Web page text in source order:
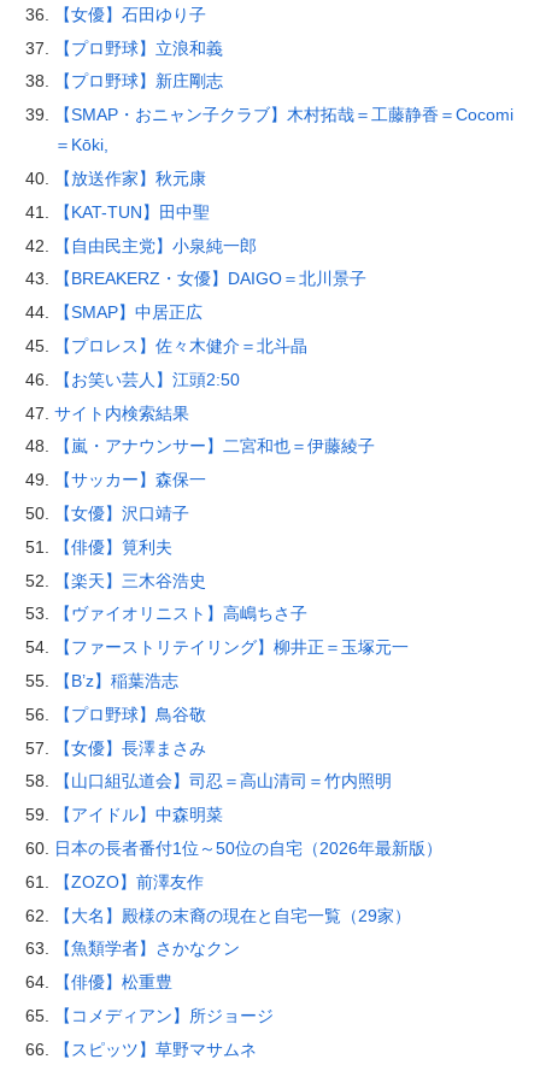
【女優】石田ゆり子
【プロ野球】立浪和義
【プロ野球】新庄剛志
【SMAP・おニャン子クラブ】木村拓哉＝工藤静香＝Cocomi
＝Kōki,
【放送作家】秋元康
【KAT-TUN】田中聖
【自由民主党】小泉純一郎
【BREAKERZ・女優】DAIGO＝北川景子
【SMAP】中居正広
【プロレス】佐々木健介＝北斗晶
【お笑い芸人】江頭2:50
サイト内検索結果
【嵐・アナウンサー】二宮和也＝伊藤綾子
【サッカー】森保一
【女優】沢口靖子
【俳優】筧利夫
【楽天】三木谷浩史
【ヴァイオリニスト】高嶋ちさ子
【ファーストリテイリング】柳井正＝玉塚元一
【B’z】稲葉浩志
【プロ野球】鳥谷敬
【女優】長澤まさみ
【山口組弘道会】司忍＝高山清司＝竹内照明
【アイドル】中森明菜
日本の長者番付1位～50位の自宅（2026年最新版）
【ZOZO】前澤友作
【大名】殿様の末裔の現在と自宅一覧（29家）
【魚類学者】さかなクン
【俳優】松重豊
【コメディアン】所ジョージ
【スピッツ】草野マサムネ